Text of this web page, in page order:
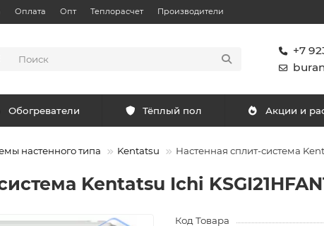
Оплата Опт Теплорасчет Производители
+7
Обогреватели Тёплый пол Акции и
настенного типа Kentatsu Настенная сплит-система
Kentatsu Ichi
Код Товара